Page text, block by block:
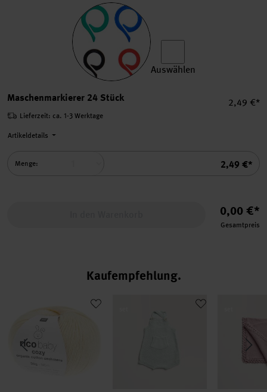
Auswählen
Maschenmarkierer 24 Stück
2,49 €*
Summe
2,49 €*
Lieferzeit: ca. 1-3 Werktage
Artikeldetails
Menge:
0,00 €*
Gesamtpreis
Kaufempfehlung
Baby Cozy Organic Cotton CashmereStrickset Strampler Modell 18 aus